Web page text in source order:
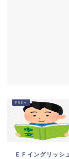
ＥＦイングリッシ